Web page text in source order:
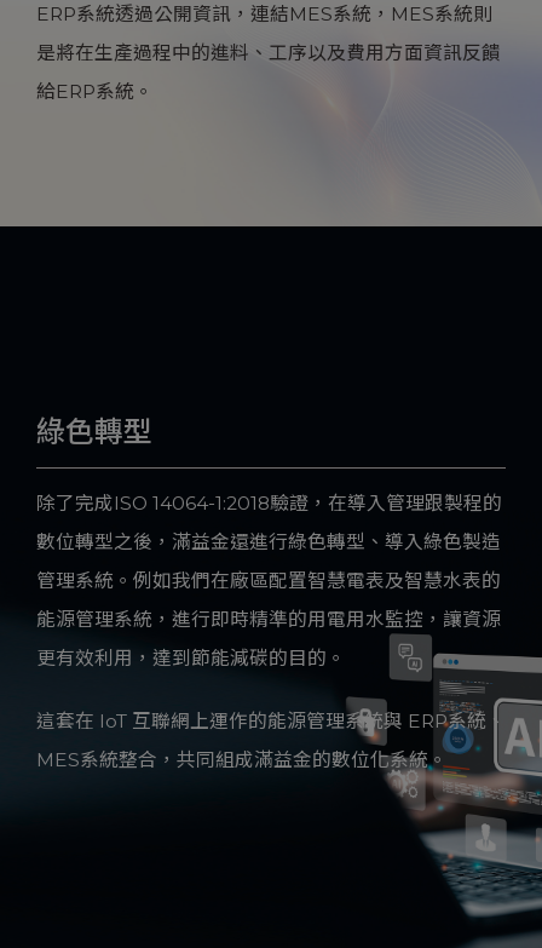
ERP系統透過公開資訊，連結MES系統，MES系統則
是將在生產過程中的進料、工序以及費用方面資訊反饋
給ERP系統。
綠色轉型
除了完成ISO 14064-1:2018驗證，在導入管理跟製程的
數位轉型之後，滿益金還進行綠色轉型、導入綠色製造
管理系統。例如我們在廠區配置智慧電表及智慧水表的
能源管理系統，進行即時精準的用電用水監控，讓資源
更有效利用，達到節能減碳的目的。
這套在 IoT 互聯網上運作的能源管理系統與 ERP系統、
MES系統整合，共同組成滿益金的數位化系統。